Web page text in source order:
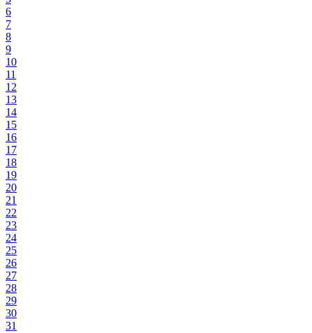
6
7
8
9
10
11
12
13
14
15
16
17
18
19
20
21
22
23
24
25
26
27
28
29
30
31